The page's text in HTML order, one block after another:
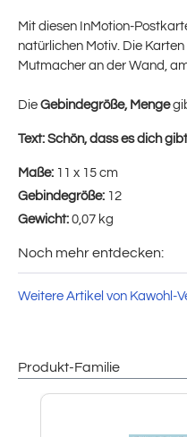
Mit diesen InMotion-
natürlichen Motiv. Die
Mutmacher an der Wand,
Die Gebindegröße, Menge
Text: Schön, dass es dich gibt
Maße: 11 x 15 cm
Gebindegröße: 12
Gewicht: 0,07 kg
Noch mehr entdecken:
Weitere Artikel von Kawohl-
Produkt-Familie
Produktgalerie überspringen